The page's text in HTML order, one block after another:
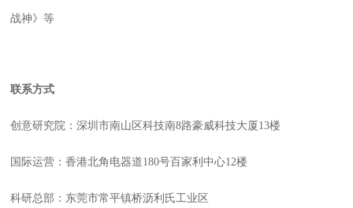
战神》等
联系方式
创意研究院：深圳市南山区科技南8路豪威科技大厦13楼
国际运营：香港北角电器道180号百家利中心12楼
科研总部：东莞市常平镇桥沥利氏工业区